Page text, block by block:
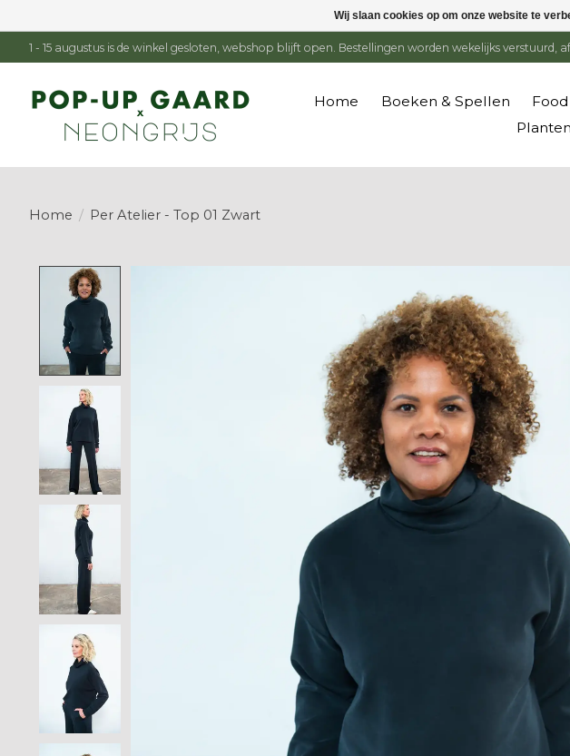
1 - 15 augustus is de winkel gesloten, webshop blijft open. Bestellingen worden wekelijks verstuurd,
Home Boeken & Spellen Food
Home / Per Atelier - Top 01 Zwart
Wij slaan cookies op om onze website te